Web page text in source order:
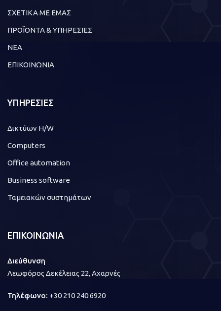
ΣΧΕΤΙΚΑ ΜΕ ΕΜΑΣ
ΠΡΟΪΟΝΤΑ & ΥΠΗΡΕΣΙΕΣ
ΝΕΑ
ΕΠΙΚΟΙΝΩΝΙΑ
ΥΠΗΡΕΣΙΕΣ
Δικτύων H/W
Computers
Office automation
Business software
Ταμειακών συστημάτων
ΕΠΙΚΟΙΝΩΝΙΑ
Διεύθυνση
Λεωφόρος Δεκέλειας 22, Αχαρνές
Τηλέφωνο: +30 210 240 6920